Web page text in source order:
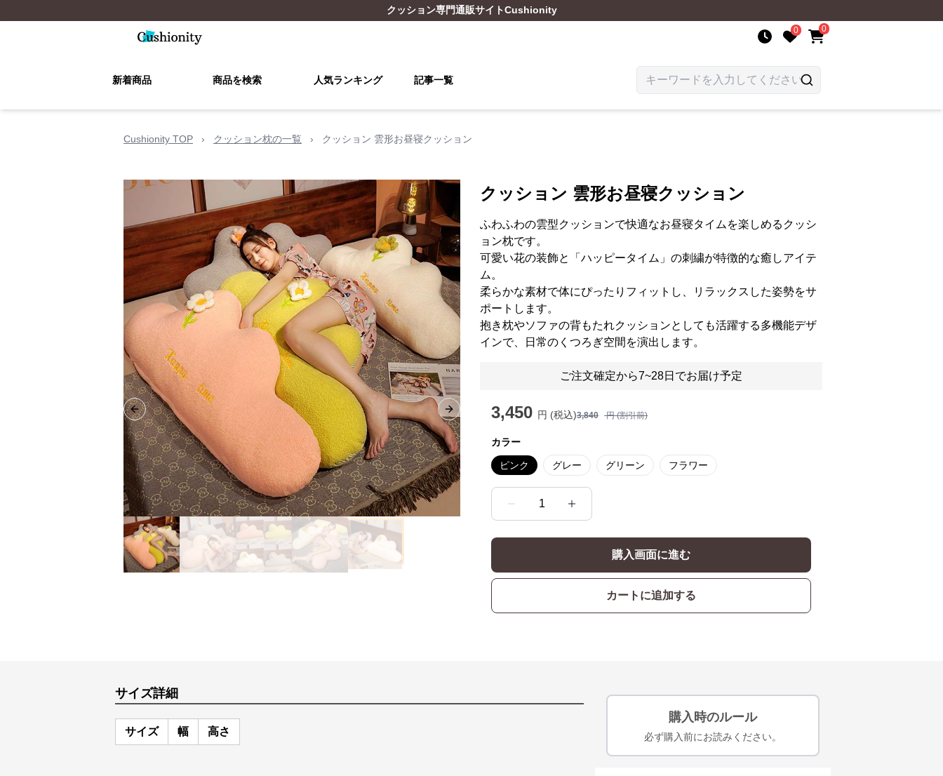
クッション専門通販サイトCushionity
0 0
新着商品 商品を検索 人気ランキング 記事一覧
Cushionity TOP › クッション枕の一覧 › クッション 雲形お昼寝クッション
Previous slide Next slide
クッション 雲形お昼寝クッション
ふわふわの雲型クッションで快適なお昼寝タイムを楽しめるクッシ
ョン枕です。
可愛い花の装飾と「ハッピータイム」の刺繍が特徴的な癒しアイテ
ム。
柔らかな素材で体にぴったりフィットし、リラックスした姿勢をサ
ポートします。
抱き枕やソファの背もたれクッションとしても活躍する多機能デザ
インで、日常のくつろぎ空間を演出します。
ご注文確定から7~28日でお届け予定
3,450 円 (税込)3,840 円 (割引前)
カラー
ピンク グレー グリーン フラワー
1
購入画面に進む
カートに追加する
サイズ詳細
サイズ 幅 高さ
購入時のルール
必ず購入前にお読みください。